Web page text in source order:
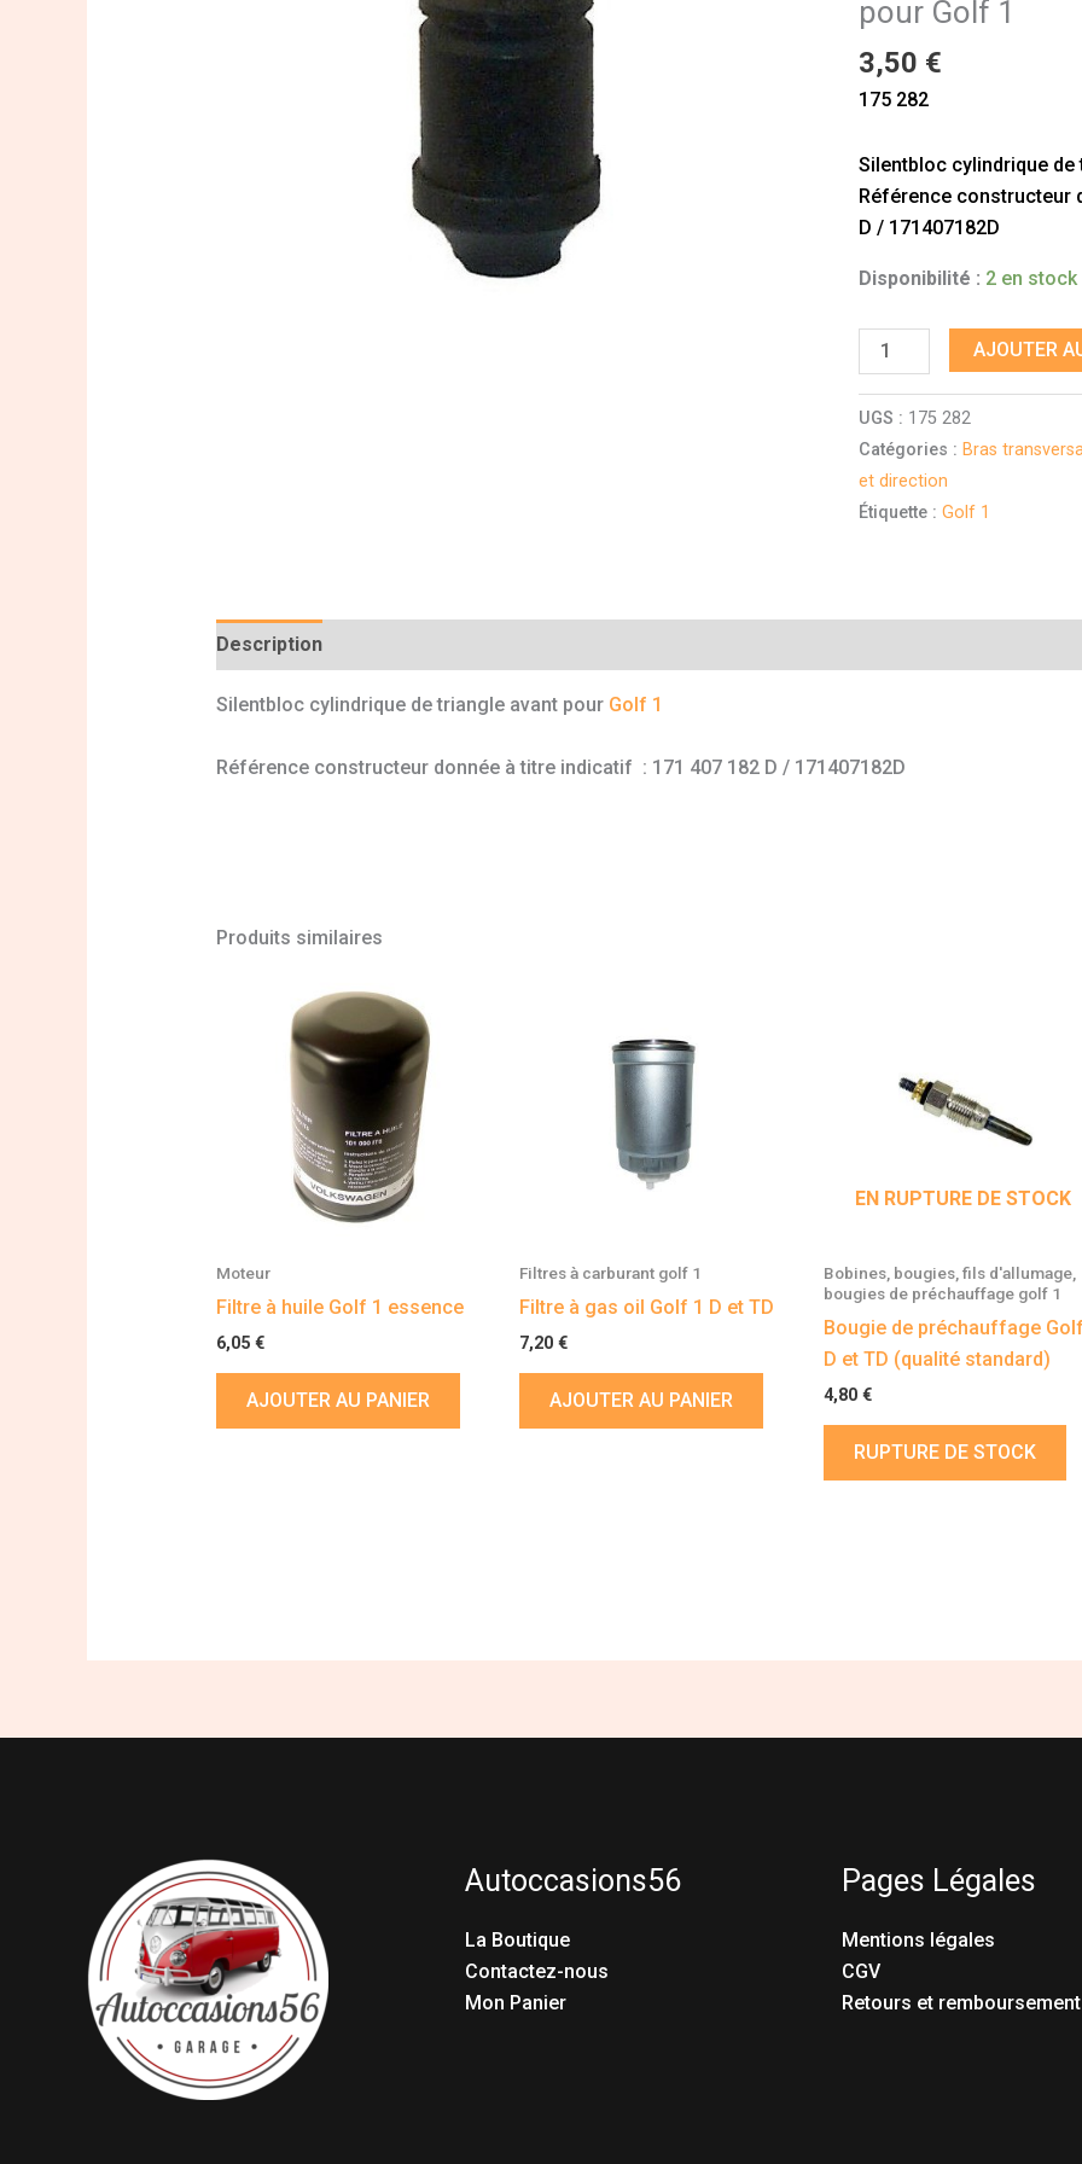
pour Golf 1
3,50 €
175 282
Silentbloc cylindrique
Référence constructeur
D / 171407182D
Disponibilité : 2 en
pour
Golf
AJOUTER
UGS : 175 282
Catégories : Bras
et direction
Étiquette :Golf 1
Description
Silentbloc cylindrique de triangle avant pour Golf 1
Référence constructeur donnée à titre indicatif : 171 407 182 D / 171407182D
Produits similaires
Moteur
Filtre à huile Golf 1 essence
6,05 €
AJOUTER AU PANIER
Filtres à carburant golf 1
Filtre à gas oil Golf 1 D et TD
7,20€
AJOUTER AU PANIER
EN RUPTURE DE STOCK
Bobines, bougies, fils d'allumage,
bougies de préchauffage golf 1
Bougie de préchauffage
D et TD (qualité standard)
4,80 €
RUPTURE DE STOCK
Autoccasions56
La Boutique
Contactez-nous
Mon Panier
Pages Légales
Mentions légales
CGV
Retours et